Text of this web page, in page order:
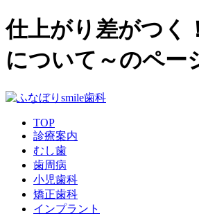
仕上がり差がつく
について～のペー
TOP
診療案内
むし歯
歯周病
小児歯科
矯正歯科
インプラント